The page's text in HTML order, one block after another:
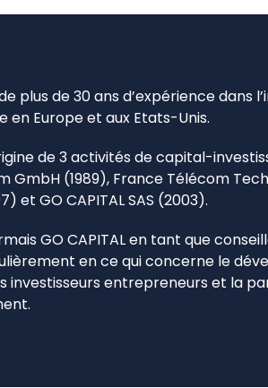
plus de 30 ans d’expérience dans
Europe et aux Etats-Unis.
de 3 activités de capital-
GmbH (1989), France Télécom
et GO CAPITAL SAS (2003).
GO CAPITAL en tant que
en ce qui concerne le
investisseurs entrepreneurs et la